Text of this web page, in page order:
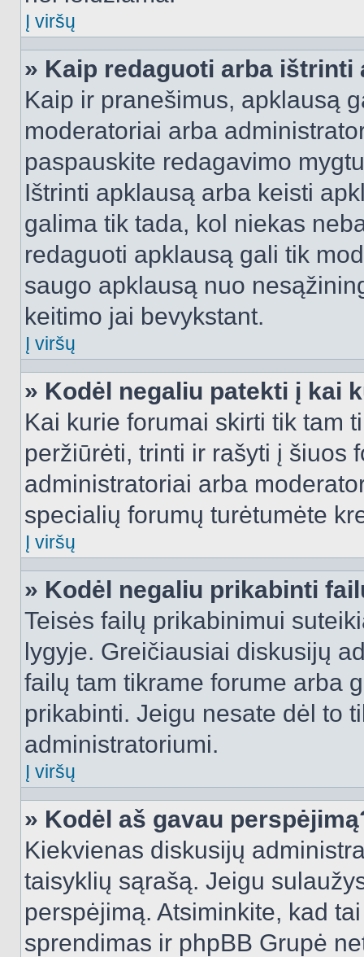
Į viršų
» Kaip redaguoti arba ištrinti
Kaip ir pranešimus, apklausą
moderatoriai arba
paspauskite redagavimo
Ištrinti apklausą arba keisti
galima tik tada, kol niekas
redaguoti apklausą gali tik
saugo apklausą nuo
keitimo jai bevykstant.
Į viršų
» Kodėl negaliu patekti į kai
Kai kurie forumai skirti tik tam
peržiūrėti, trinti ir rašyti į šiuos
administratoriai arba
specialių forumų turėtumėte
Į viršų
» Kodėl negaliu prikabinti
Teisės failų prikabinimui
lygyje. Greičiausiai diskusijų
failų tam tikrame forume arba
prikabinti. Jeigu nesate dėl to
administratoriumi.
Į viršų
» Kodėl aš gavau
Kiekvienas diskusijų
taisyklių sąrašą. Jeigu
perspėjimą. Atsiminkite, kad
sprendimas ir phpBB Grupė